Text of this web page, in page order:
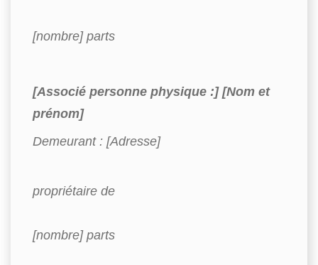
[nombre] parts
[Associé personne physique :] [Nom et
prénom]
Demeurant : [Adresse]
propriétaire de
[nombre] parts